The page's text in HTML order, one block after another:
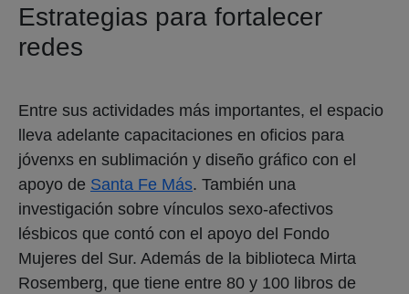
Estrategias para fortalecer
redes
Entre sus actividades más importantes, el espacio
lleva adelante capacitaciones en oficios para
jóvenxs en sublimación y diseño gráfico con el
apoyo de Santa Fe Más. También una
investigación sobre vínculos sexo-afectivos
lésbicos que contó con el apoyo del Fondo
Mujeres del Sur. Además de la biblioteca Mirta
Rosemberg, que tiene entre 80 y 100 libros de